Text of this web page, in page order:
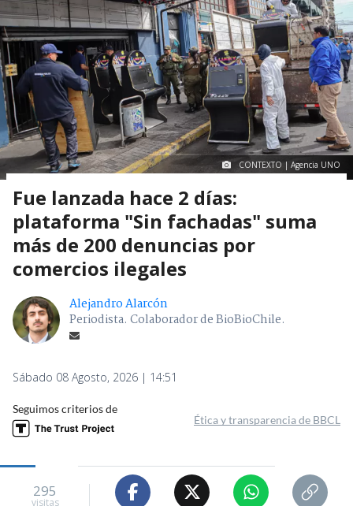
CONTEXTO | Agencia UNO
Fue lanzada hace 2 días:
plataforma "Sin fachadas" suma
más de 200 denuncias por
comercios ilegales
Alejandro Alarcón
Periodista. Colaborador de BioBioChile.
Sábado 08 Agosto, 2026 | 14:51
Seguimos criterios de
Ética y transparencia de BBCL
295
visitas